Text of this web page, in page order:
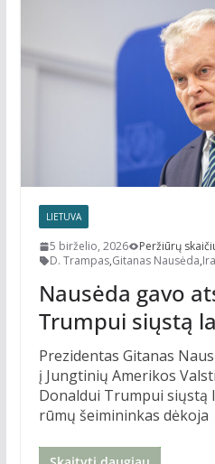
LIETUVA
5 birželio, 2026
Peržiūrų
D. Trampas,Gitanas Nausėda,
Nausėda gavo
Trumpui siųstą
Prezidentas Gitanas
į Jungtinių Amerikos
Donaldui Trumpui siųstą
rūmų šeimininkas dėkoja